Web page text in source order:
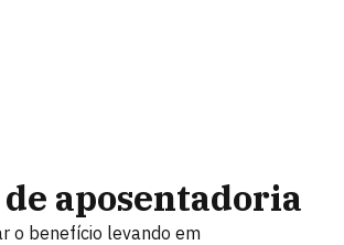
aposentadoria
o benefício levando em